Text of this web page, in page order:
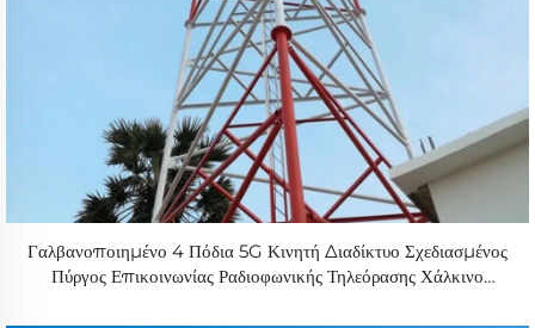
Γαλβανοποιημένο 4 Πόδια 5G Κινητή Διαδίκτυο Σχεδιασμένος
Πύργος Επικοινωνίας Ραδιοφωνικής Τηλεόρασης Χάλκινο